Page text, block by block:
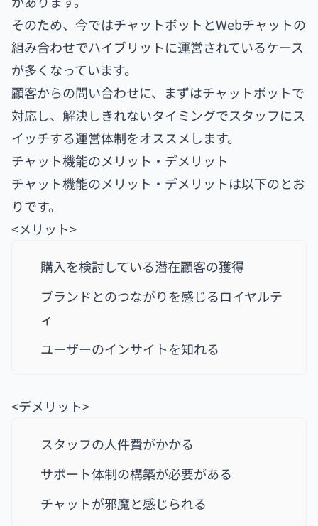
そのため、今ではチャットボットとWebチャットの
組み合わせでハイブリットに運営されているケース
が多くなっています。
顧客からの問い合わせに、まずはチャットボットで
対応し、解決しきれないタイミングでスタッフにス
イッチする運営体制をオススメします。
チャット機能のメリット・デメリット
チャット機能のメリット・デメリットは以下のとお
りです。
<メリット>
購入を検討している潜在顧客の獲得
ブランドとのつながりを感じるロイヤルテ
ィ
ユーザーのインサイトを知れる
<デメリット>
スタッフの人件費がかかる
サポート体制の構築が必要がある
チャットが邪魔と感じられる